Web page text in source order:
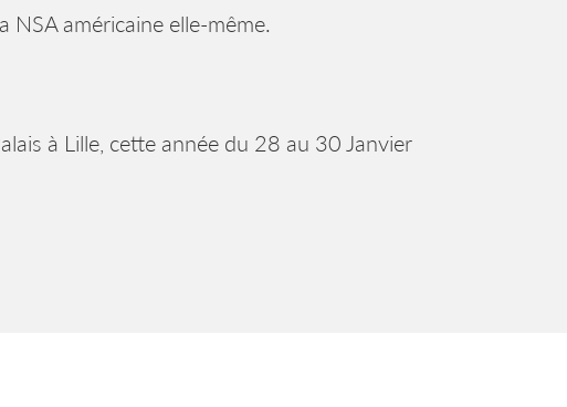
NSA américaine elle-même.
à Lille, cette année du 28 au 30 Janvier